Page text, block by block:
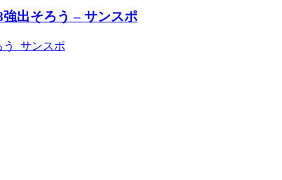
出そろう – サンスポ
う サンスポ